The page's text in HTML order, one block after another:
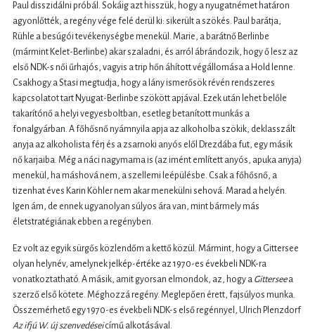
Paul disszidálni próbál. Sokáig azt hisszük, hogy a nyugatnémet határon
agyonlőtték, a regény vége felé derül ki: sikerült a szökés. Paul barátja,
Rühle a besúgói tevékenységbe menekül. Marie, a barátnő Berlinbe
(mármint Kelet-Berlinbe) akar szaladni, és arról ábrándozik, hogy ő lesz az
első NDK-s női űrhajós, vagyis a trip hőn áhított végállomása a Hold lenne.
Csakhogy a Stasi megtudja, hogy a lány ismerősök révén rendszeres
kapcsolatot tart Nyugat-Berlinbe szökött apjával. Ezek után lehet belőle
takarítónő a helyi vegyesboltban, esetleg betanított munkás a
fonalgyárban. A főhősnő nyámnyila apja az alkoholba szökik, deklasszált
anyja az alkoholista férj és a zsarnoki anyós elől Drezdába fut, egy másik
nő karjaiba. Még a náci nagymama is (az imént említett anyós, apuka anyja)
menekül, ha máshová nem, a szellemi leépülésbe. Csak a főhősnő, a
tizenhat éves Karin Köhler nem akar menekülni sehová. Marad a helyén.
Igen ám, de ennek ugyanolyan súlyos ára van, mint bármely más
életstratégiának ebben a regényben.
Ez volt az egyik sürgős közlendőm a kettő közül. Mármint, hogy a Gittersee
olyan helynév, amelynek jelkép-értéke az 1970-es évekbeli NDK-ra
vonatkoztatható. A másik, amit gyorsan elmondok, az, hogy a Gitterseea
szerző első kötete. Méghozzá regény. Meglepően érett, fajsúlyos munka.
Összemérhető egy 1970-es évekbeli NDK-s első regénnyel, Ulrich Plenzdorf
Az ifjú W. új szenvedéseicímű alkotásával.